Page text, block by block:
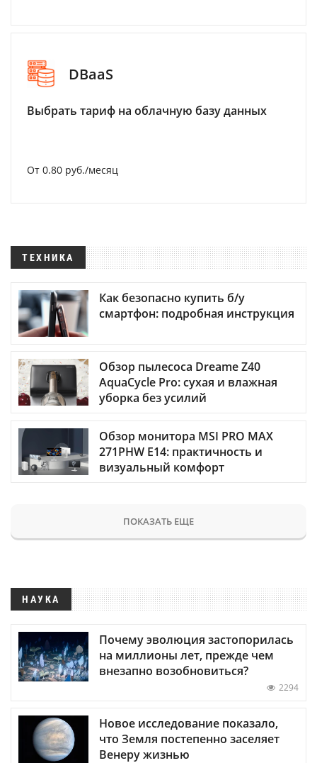
DBaaS
Выбрать тариф на облачную базу данных
От 0.80 руб./месяц
ТЕХНИКА
Как безопасно купить б/у
смартфон: подробная инструкция
Обзор пылесоса Dreame Z40
AquaCycle Pro: сухая и влажная
уборка без усилий
Обзор монитора MSI PRO MAX
271PHW E14: практичность и
визуальный комфорт
ПОКАЗАТЬ ЕЩЕ
НАУКА
Почему эволюция застопорилась
на миллионы лет, прежде чем
внезапно возобновиться?
2294
Новое исследование показало,
что Земля постепенно заселяет
Венеру жизнью